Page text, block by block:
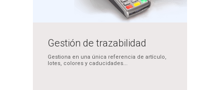
Gestión detrazabilidad
Gestiona en una única referencia de artículo,
lotes, colores y caducidades...